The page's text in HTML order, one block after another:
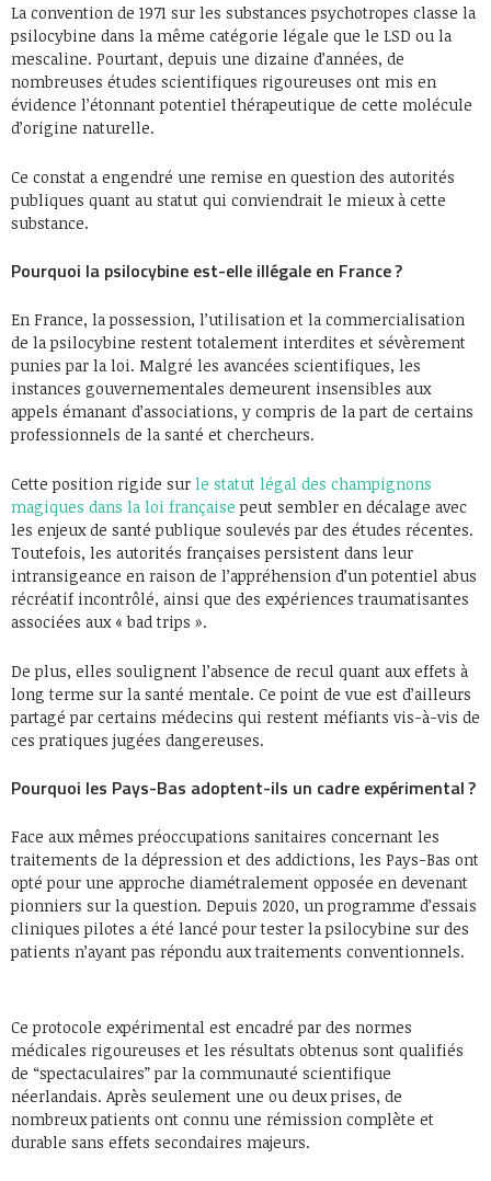
La convention de 1971 sur les substances psychotropes classe la
psilocybine dans la même catégorie légale que le LSD ou la
mescaline. Pourtant, depuis une dizaine d’années, de
nombreuses études scientifiques rigoureuses ont mis en
évidence l’étonnant potentiel thérapeutique de cette molécule
d’origine naturelle.
Ce constat a engendré une remise en question des autorités
publiques quant au statut qui conviendrait le mieux à cette
substance.
Pourquoi la psilocybine est-elle illégale en France ?
En France, la possession, l’utilisation et la commercialisation
de la psilocybine restent totalement interdites et sévèrement
punies par la loi. Malgré les avancées scientifiques, les
instances gouvernementales demeurent insensibles aux
appels émanant d’associations, y compris de la part de certains
professionnels de la santé et chercheurs.
Cette position rigide sur le statut légal des champignons
magiques dans la loi française peut sembler en décalage avec
les enjeux de santé publique soulevés par des études récentes.
Toutefois, les autorités françaises persistent dans leur
intransigeance en raison de l’appréhension d’un potentiel abus
récréatif incontrôlé, ainsi que des expériences traumatisantes
associées aux « bad trips ».
De plus, elles soulignent l’absence de recul quant aux effets à
long terme sur la santé mentale. Ce point de vue est d’ailleurs
partagé par certains médecins qui restent méfiants vis-à-vis de
ces pratiques jugées dangereuses.
Pourquoi les Pays-Bas adoptent-ils un cadre expérimental ?
Face aux mêmes préoccupations sanitaires concernant les
traitements de la dépression et des addictions, les Pays-Bas ont
opté pour une approche diamétralement opposée en devenant
pionniers sur la question. Depuis 2020, un programme d’essais
cliniques pilotes a été lancé pour tester la psilocybine sur des
patients n’ayant pas répondu aux traitements conventionnels.
Ce protocole expérimental est encadré par des normes
médicales rigoureuses et les résultats obtenus sont qualifiés
de “spectaculaires” par la communauté scientifique
néerlandais. Après seulement une ou deux prises, de
nombreux patients ont connu une rémission complète et
durable sans effets secondaires majeurs.